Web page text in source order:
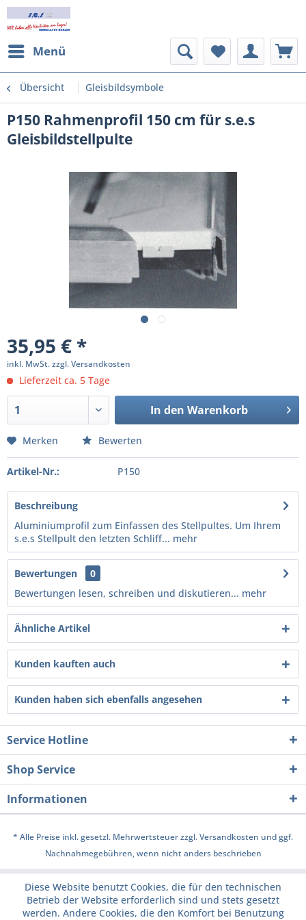
Menü
Übersicht Gleisbildsymbole
P150 Rahmenprofil 150 cm für s.e.s
Gleisbildstellpulte
35,95 € *
inkl. MwSt.zzgl. Versandkosten
Lieferzeit ca. 5 Tage
In den Warenkorb
Merken Bewerten
Artikel-Nr.: P150
Beschreibung
Aluminiumprofil zum Einfassen des Stellpultes. Um Ihrem
s.e.s Stellpult den letzten Schliff... mehr
Bewertungen
0
Bewertungen lesen, schreiben und diskutieren... mehr
Ähnliche Artikel
Kunden kauften auch
Kunden haben sich ebenfalls angesehen
Service Hotline
Shop Service
Informationen
* Alle Preise inkl. gesetzl. Mehrwertsteuer zzgl.Versandkosten und ggf.
Nachnahmegebühren, wenn nicht anders beschrieben
Diese Website benutzt Cookies, die für den technischen
Betrieb der Website erforderlich sind und stets gesetzt
werden. Andere Cookies, die den Komfort bei Benutzung